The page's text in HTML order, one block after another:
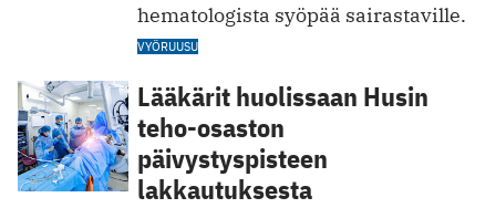
hematologista syöpää sairastaville.
VYÖRUUSU
Lääkärit huolissaan Husin
teho-osaston
päivystyspisteen
lakkautuksesta